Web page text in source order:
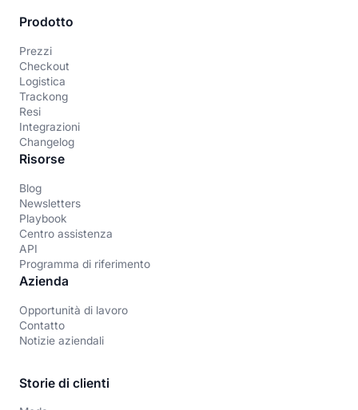
Prodotto
Prezzi
Checkout
Logistica
Trackong
Resi
Integrazioni
Changelog
Risorse
Blog
Newsletters
Playbook
Centro assistenza
API
Programma di riferimento
Azienda
Opportunità di lavoro
Contatto
Notizie aziendali
Storie di clienti